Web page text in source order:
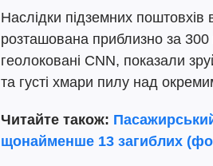
Наслідки підземних поштовхів
розташована приблизно за 300
геолоковані CNN, показали
та густі хмари пилу над
Читайте також:
щонайменше 13 загиблих